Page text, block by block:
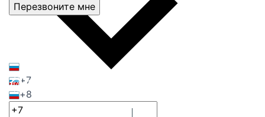
+7
+8
Перезвоните мне